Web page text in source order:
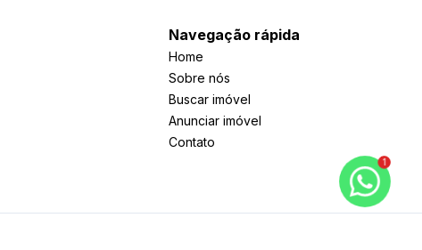
Navegação rápida
Home
Sobre nós
Buscar imóvel
Anunciar imóvel
Contato
1